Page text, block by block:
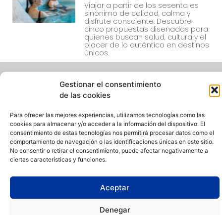
Gestionar el consentimiento
de las cookies
Para ofrecer las mejores experiencias, utilizamos tecnologías como las
cookies para almacenar y/o acceder a la información del dispositivo. El
consentimiento de estas tecnologías nos permitirá procesar datos como el
comportamiento de navegación o las identificaciones únicas en este sitio.
No consentir o retirar el consentimiento, puede afectar negativamente a
ciertas características y funciones.
Aceptar
Denegar
Viajar a partir de los sesenta es
sinónimo de calidad, calma y
disfrute consciente. Descubre
cinco propuestas diseñadas para
quienes buscan salud, cultura y el
placer de lo auténtico en destinos
únicos.
BALNEARIO & GOLF **** DE GUITIRIZ ****